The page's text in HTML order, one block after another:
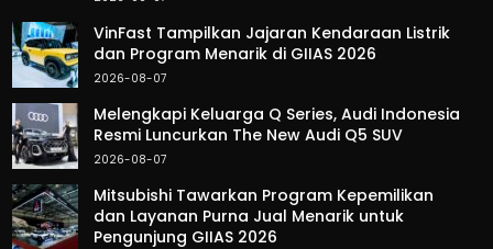
VinFast Tampilkan Jajaran Kendaraan Listrik
dan Program Menarik di GIIAS 2026
2026-08-07
Melengkapi Keluarga Q Series, Audi Indonesia
Resmi Luncurkan The New Audi Q5 SUV
2026-08-07
Mitsubishi Tawarkan Program Kepemilikan
dan Layanan Purna Jual Menarik untuk
Pengunjung GIIAS 2026